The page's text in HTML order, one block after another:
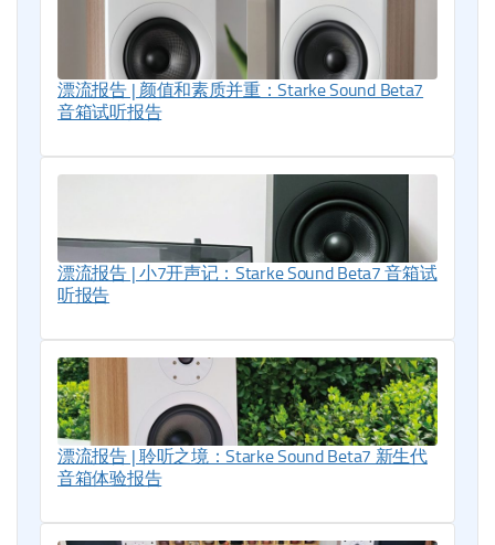
漂流报告 | 颜值和素质并重：Starke Sound Beta7
音箱试听报告
漂流报告 | 小7开声记：Starke Sound Beta7 音箱试
听报告
漂流报告 | 聆听之境：Starke Sound Beta7 新生代
音箱体验报告